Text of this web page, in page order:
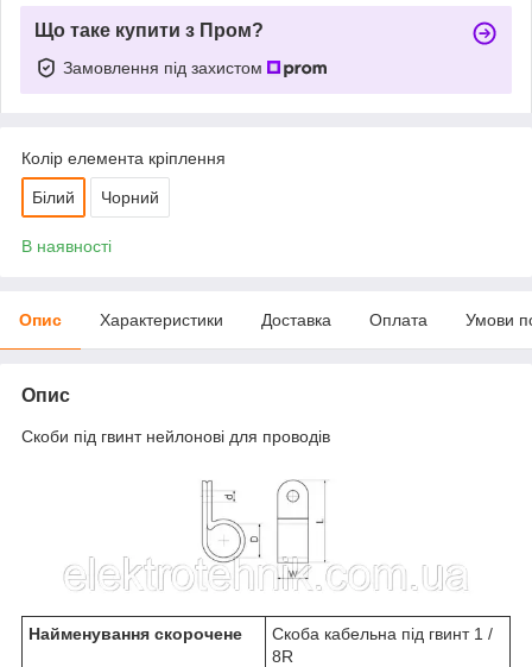
Що таке купити з Пром?
Замовлення під захистом
Колір елемента кріплення
Білий Чорний
В наявності
Опис Характеристики Доставка Оплата Умови
Опис
Скоби під гвинт нейлонові для проводів
Найменування скорочене
Скоба кабельна під гвинт 1 /
8R